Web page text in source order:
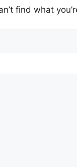
find what